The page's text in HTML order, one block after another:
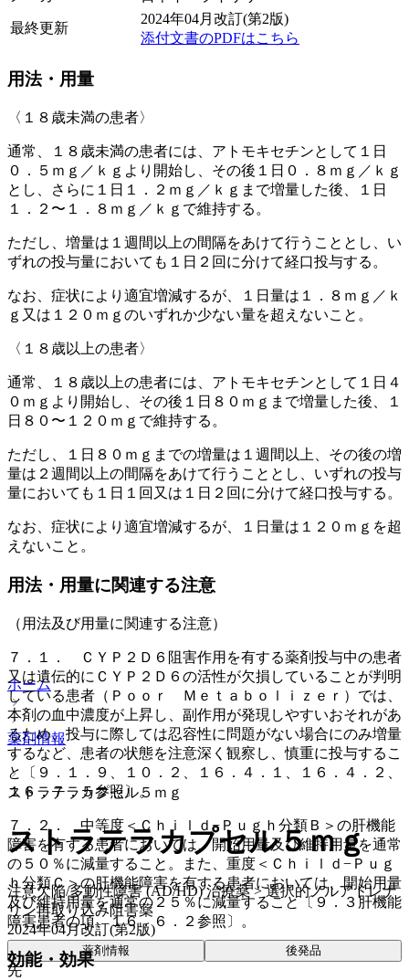
最終更新
2024年04月改訂(第2版)
添付文書のPDFはこちら
用法・用量
〈１８歳未満の患者〉
通常、１８歳未満の患者には、アトモキセチンとして１日
０．５ｍｇ／ｋｇより開始し、その後１日０．８ｍｇ／ｋｇ
とし、さらに１日１．２ｍｇ／ｋｇまで増量した後、１日
１．２〜１．８ｍｇ／ｋｇで維持する。
ただし、増量は１週間以上の間隔をあけて行うこととし、い
ずれの投与量においても１日２回に分けて経口投与する。
なお、症状により適宜増減するが、１日量は１．８ｍｇ／ｋ
ｇ又は１２０ｍｇのいずれか少ない量を超えないこと。
〈１８歳以上の患者〉
通常、１８歳以上の患者には、アトモキセチンとして１日４
０ｍｇより開始し、その後１日８０ｍｇまで増量した後、１
日８０〜１２０ｍｇで維持する。
ただし、１日８０ｍｇまでの増量は１週間以上、その後の増
量は２週間以上の間隔をあけて行うこととし、いずれの投与
量においても１日１回又は１日２回に分けて経口投与する。
なお、症状により適宜増減するが、１日量は１２０ｍｇを超
えないこと。
用法・用量に関連する注意
（用法及び用量に関連する注意）
７．１． ＣＹＰ２Ｄ６阻害作用を有する薬剤投与中の患者
又は遺伝的にＣＹＰ２Ｄ６の活性が欠損していることが判明
している患者（Ｐｏｏｒ Ｍｅｔａｂｏｌｉｚｅｒ）では、
本剤の血中濃度が上昇し、副作用が発現しやすいおそれがあ
るため、投与に際しては忍容性に問題がない場合にのみ増量
するなど、患者の状態を注意深く観察し、慎重に投与するこ
と〔９．１．９、１０．２、１６．４．１、１６．４．２、
１６．７．５参照〕。
７．２． 中等度＜Ｃｈｉｌｄ−Ｐｕｇｈ分類Ｂ＞の肝機能
障害を有する患者においては、開始用量及び維持用量を通常
の５０％に減量すること。また、重度＜Ｃｈｉｌｄ−Ｐｕｇ
ｈ分類Ｃ＞の肝機能障害を有する患者においては、開始用量
及び維持用量を通常の２５％に減量すること〔９．３肝機能
障害患者の項、１６．６．２参照〕。
効能・効果
ホーム
薬剤情報
ストラテラカプセル５ｍｇ
ストラテラカプセル５ｍｇ
注意欠陥/多動性障害 (AD/HD) 治療薬 > 選択的ノルアドレナ
リン再取り込み阻害薬
2024年04月改訂(第2版)
薬剤情報 後発品
先